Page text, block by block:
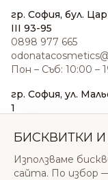
гр. София, бул.
III 93-95
0898 977 665
Пон – Съб: 10:00 –
гр. София, ул.
1
Нед: 11:00 – 18:00
БИСКВИТКИ
Използваме
сайта. По избор